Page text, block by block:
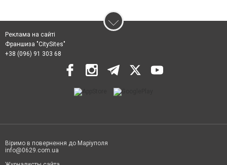
Реклама на сайті
Франшиза "CitySites"
+38 (096) 91 303 68
Віримо в повернення до Маріуполя
info@0629.com.ua